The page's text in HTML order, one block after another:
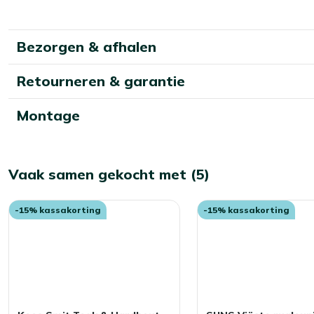
Bezorgen & afhalen
Retourneren & garantie
Montage
Vaak samen gekocht met (5)
-15% kassakorting -15% kassakorting